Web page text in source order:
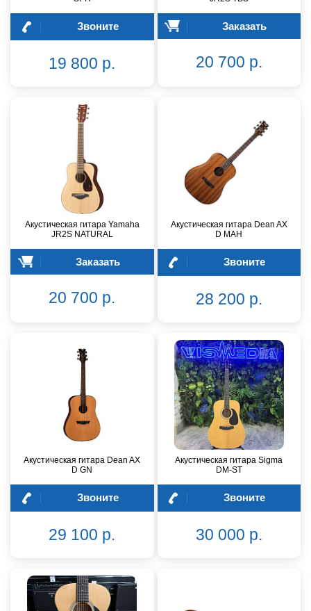
Звоните
19 800 р.
Заказать
20 700 р.
Акустическая гитара Yamaha
JR2S NATURAL
Заказать
20 700 р.
Акустическая гитара Dean AX
D MAH
Звоните
28 200 р.
Акустическая гитара Dean AX
D GN
Звоните
29 100 р.
Акустическая гитара Sigma
DM-ST
Звоните
30 000 р.